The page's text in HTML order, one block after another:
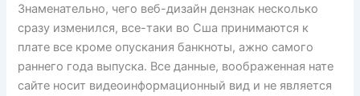
Знаменательно, чего веб-дизайн дензнак несколько
сразу изменился, все-таки во Сша принимаются к
плате все кроме опускания банкноты, ажно самого
раннего года выпуска. Все данные, воображенная нате
сайте носит видеоинформационный вид и не является